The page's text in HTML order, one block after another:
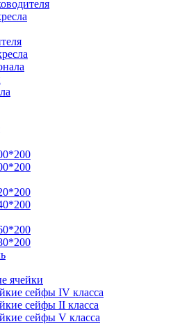
ячейки
сейфы IV класса
сейфы II класса
сейфы V класса